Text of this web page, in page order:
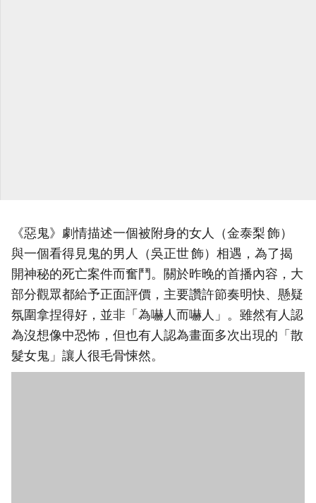
《惡鬼》劇情描述一個被附身的女人（金泰梨 飾）
與一個看得見鬼的男人（吳正世 飾）相遇，為了揭
開神秘的死亡案件而奮鬥。關於昨晚的首播內容，大
部分觀眾都給予正面評價，主要讚許節奏明快、懸疑
氛圍拿捏得好，並非「為嚇人而嚇人」。雖然有人認
為沒想像中恐怖，但也有人認為畫面多次出現的「散
髮女鬼」讓人很毛骨悚然。